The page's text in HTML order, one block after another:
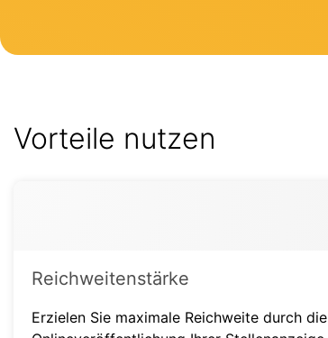
Vorteile nutzen
Reichweitenstärke
Erzielen Sie maximale Reichweite durch die